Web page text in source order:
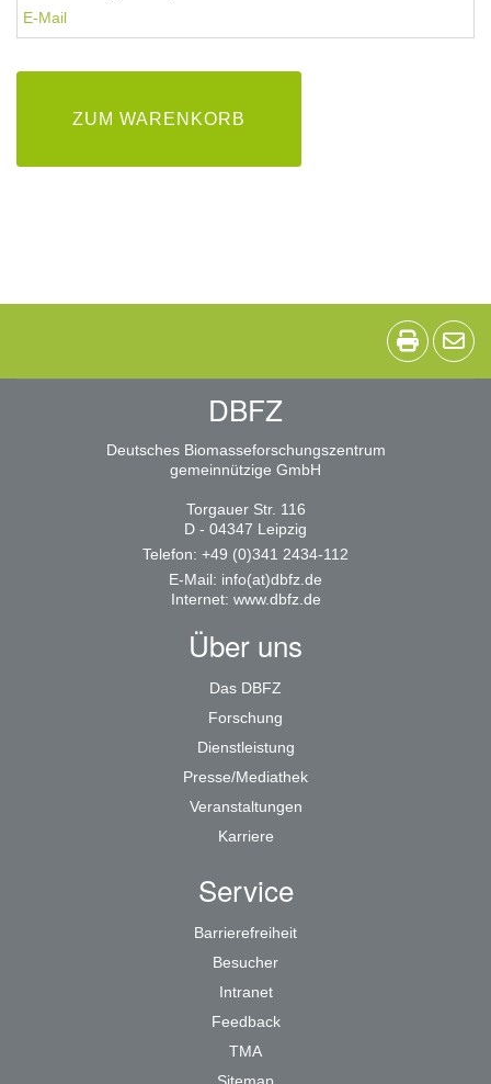
E-Mail
ZUM WARENKORB
DBFZ
Deutsches Biomasseforschungszentrum
gemeinnützige GmbH
Torgauer Str. 116
D - 04347 Leipzig
Telefon: +49 (0)341 2434-112
E-Mail: info(at)dbfz.de
Internet: www.dbfz.de
Über uns
Das DBFZ
Forschung
Dienstleistung
Presse/Mediathek
Veranstaltungen
Karriere
Service
Barrierefreiheit
Besucher
Intranet
Feedback
TMA